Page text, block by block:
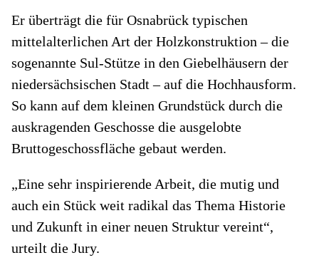
Er überträgt die für Osnabrück typischen
mittelalterlichen Art der Holzkonstruktion – die
sogenannte Sul-Stütze in den Giebelhäusern der
niedersächsischen Stadt – auf die Hochhausform.
So kann auf dem kleinen Grundstück durch die
auskragenden Geschosse die ausgelobte
Bruttogeschossfläche gebaut werden.
„Eine sehr inspirierende Arbeit, die mutig und
auch ein Stück weit radikal das Thema Historie
und Zukunft in einer neuen Struktur vereint“,
urteilt die Jury.